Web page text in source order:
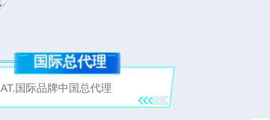
国际总代理
AT.国际品牌中国总代理